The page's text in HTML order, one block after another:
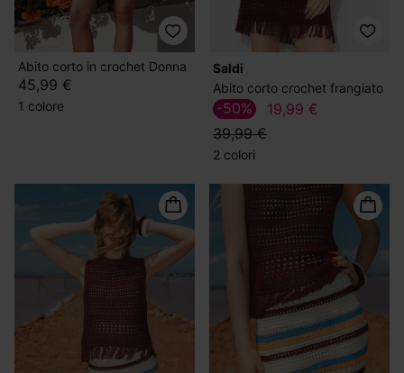
Abito corto in crochet Donna
45,99 €
1 colore
Saldi
Abito corto crochet frangiato
19,99 €
39,99 €
-50%
2 colori